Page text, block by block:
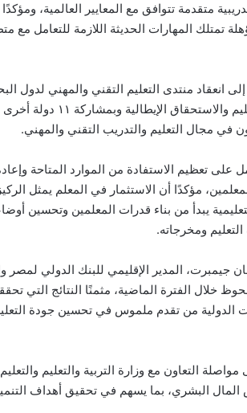
متقدمة تتوافق مع المعايير العالمية،
تمتلك المهارات الحديثة اللازمة للتعامل
إلى انعقاد منتدى التعليم التقني والمهني لدول
يومين بالتعاون مع وزارة
في مجال التعليم والتدريب التقني والمهني.
على تعظيم الاستفادة من الموارد المتاحة
مؤكدًا أن الاستثمار في المعلم يمثل
يبدأ من بناء قدرات المعلمين وتحسين
ومخرجاته.
جيمبرت، المدير الإقليمي للبنك الدولي
خلال الفترة الماضية، مثمنًا النتائج التي
من تقدم ملموس في تحسين جودة التعليم
التعاون مع وزارة التربية والتعليم
المال البشري، بما يسهم في تحقيق أهداف